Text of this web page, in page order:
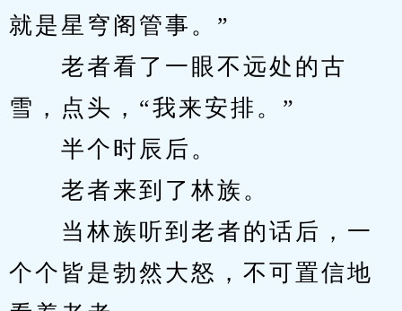
就是星穹阁管事。”
老者看了一眼不远处的古
雪，点头，“我来安排。”
半个时辰后。
老者来到了林族。
当林族听到老者的话后，一
个个皆是勃然大怒，不可置信地